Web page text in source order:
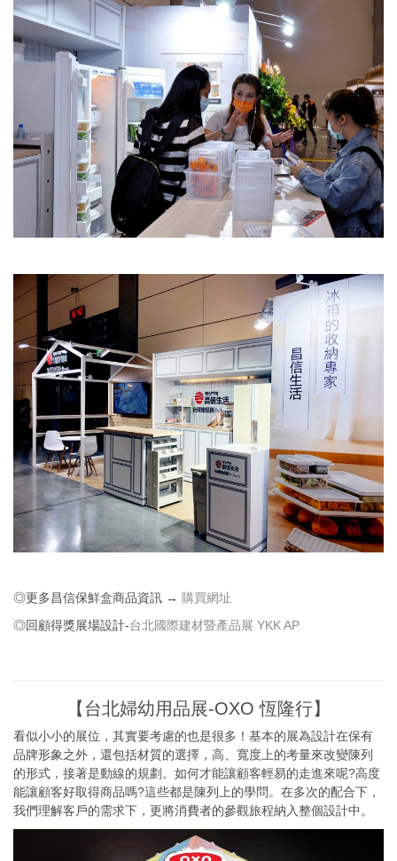
◎更多昌信保鮮盒商品資訊 → 購買網址
◎回顧得獎展場設計-台北國際建材暨產品展 YKK AP
【台北婦幼用品展-OXO 恆隆行】
看似小小的展位，其實要考慮的也是很多！基本的展為設計在保有
品牌形象之外，還包括材質的選擇，高、寬度上的考量來改變陳列
的形式，接著是動線的規劃。如何才能讓顧客輕易的走進來呢?高度
能讓顧客好取得商品嗎?這些都是陳列上的學問。在多次的配合下，
我們理解客戶的需求下，更將消費者的參觀旅程納入整個設計中。